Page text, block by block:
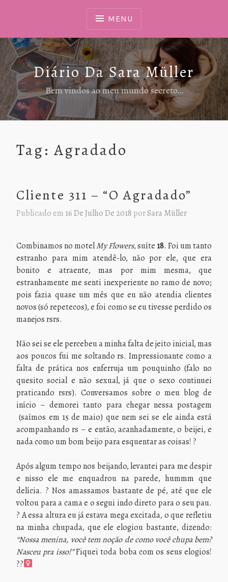
MENU
Diário Da Sara Müller
Bem vindos ao meu mundo secreto…
Tag: Agradado
Cliente 311 – “O Agradado”
Publicado em 16 De Julho De 2018 porSara Müller
Combinamos no motelMy Flowers, suíte 18. Foi um tanto
estranho para mim atendê-lo, não por ele, que era
bonito e atraente, mas por mim mesma, que
estranhamente me senti inexperiente no ramo de novo;
pois fazia quase um mês que eu não atendia clientes
novos (só repetecos), e foi como se eu tivesse perdido os
manejos rsrs.
Não sei se ele percebeu a minha falta de jeito inicial, mas
aos poucos fui me soltando rs. Impressionante como a
falta de prática nos enferruja um pouquinho (falo no
quesito social e não sexual, já que o sexo continuei
praticando rsrs). Conversamos sobre o meu blog de
início – demorei tanto para chegar nessa postagem
(saímos em 15 de maio) que nem sei se ele ainda está
acompanhando rs – e então, acanhadamente, o beijei, e
nada como um bom beijo para esquentar as coisas! ?
Após algum tempo nos beijando, levantei para me despir
e nisso ele me enquadrou na parede, hummm que
delícia. ? Nos amassamos bastante de pé, até que ele
voltou para a cama e o segui indo direto para o seu pau.
? A essa altura eu já estava mega excitada, o que refletiu
na minha chupada, que ele elogiou bastante, dizendo:
“Nossa menina, você tem noção de como você chupa bem?
Nasceu pra isso!”Fiquei toda boba com os seus elogios!
??‍